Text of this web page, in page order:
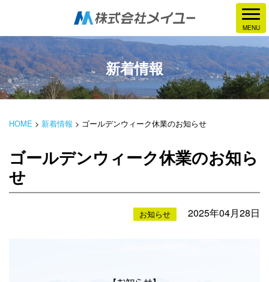
新着情報
HOME > 新着情報 > ゴールデンウィーク休業のお知らせ
ゴールデンウィーク休業のお知ら
せ
お知らせ 2025年04月28日